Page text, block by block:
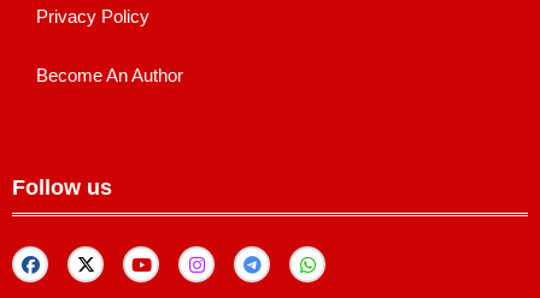
Privacy Policy
Become An Author
Follow us